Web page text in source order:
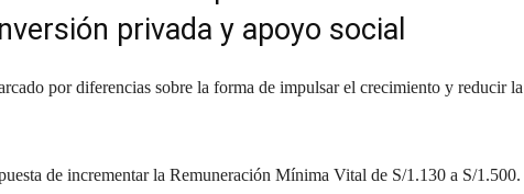
privada y apoyo social
por diferencias sobre la forma de impulsar el crecimiento y reducir la
de incrementar la Remuneración Mínima Vital de S/1.130 a S/1.500.